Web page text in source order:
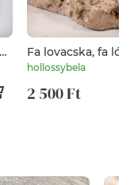
Fa lovacska, fa ló
hollossybela
2 500 Ft